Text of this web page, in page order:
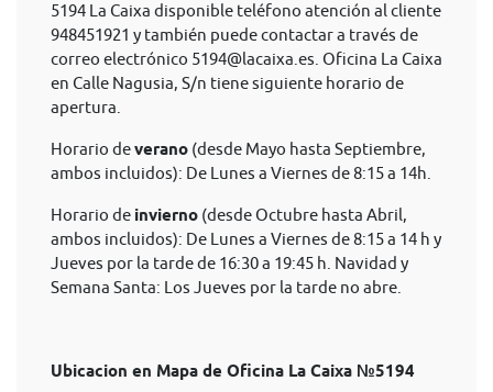
5194 La Caixa disponible teléfono atención al cliente
948451921 y también puede contactar a través de
correo electrónico 5194@lacaixa.es . Oficina La Caixa
en Calle Nagusia, S/n tiene siguiente horario de
apertura.
Horario deverano (desde Mayo hasta Septiembre,
ambos incluidos): De Lunes a Viernes de 8:15 a 14h.
Horario de invierno (desde Octubre hasta Abril,
ambos incluidos): De Lunes a Viernes de 8:15 a 14 h y
Jueves por la tarde de 16:30 a 19:45 h. Navidad y
Semana Santa: Los Jueves por la tarde no abre.
Ubicacion en Mapa de Oficina La Caixa №5194